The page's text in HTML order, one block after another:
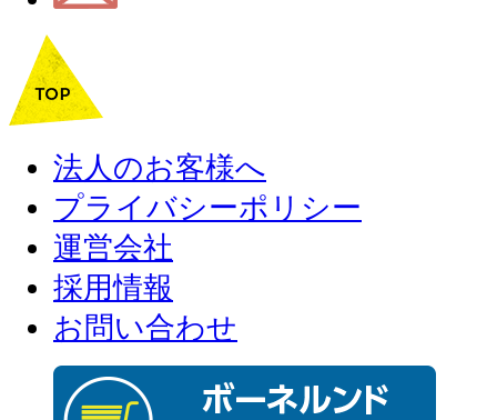
法人のお客様へ
プライバシーポリシー
運営会社
採用情報
お問い合わせ